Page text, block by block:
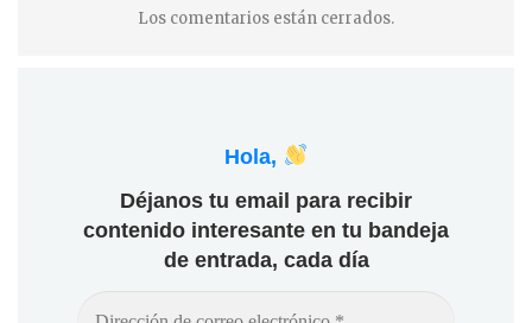
Los comentarios están cerrados.
Hola,
Déjanos tu email para recibir
contenido interesante en tu bandeja
de entrada, cada día